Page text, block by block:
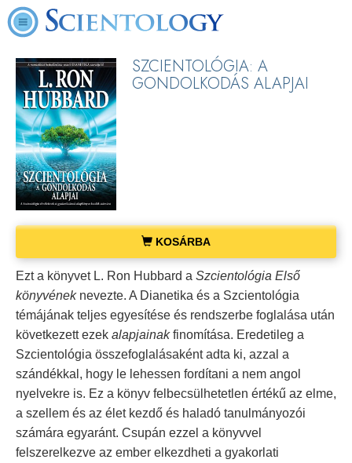
SZCIENTOLÓGIA: A
GONDOLKODÁS ALAPJAI
KOSÁRBA
Ezt a könyvet L. Ron Hubbard a Szcientológia Első
könyvéneknevezte. A Dianetika és a Szcientológia
témájának teljes egyesítése és rendszerbe foglalása után
következett ezek alapjainakfinomítása. Eredetileg a
Szcientológia összefoglalásaként adta ki, azzal a
szándékkal, hogy le lehessen fordítani a nem angol
nyelvekre is. Ez a könyv felbecsülhetetlen értékű az elme,
a szellem és az élet kezdő és haladó tanulmányozói
számára egyaránt. Csupán ezzel a könyvvel
felszerelkezve az ember elkezdheti a gyakorlati